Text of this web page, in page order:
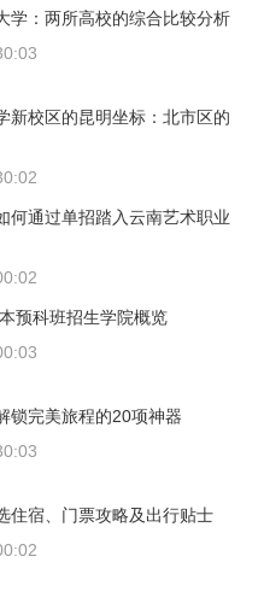
学：两所高校的综合比较分析
新校区的昆明坐标：北市区的
何通过单招踏入云南艺术职业
预科班招生学院概览
锁完美旅程的20项神器
住宿、门票攻略及出行贴士